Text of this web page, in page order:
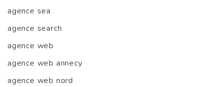
agence sea
agence search
agence web
agence web annecy
agence web nord